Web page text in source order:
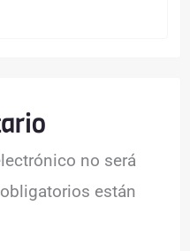
no será
están